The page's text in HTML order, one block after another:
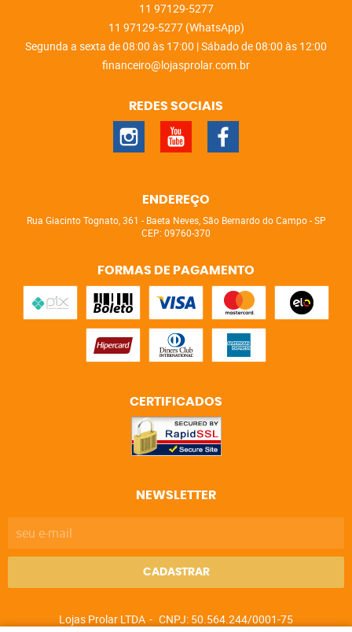
11 97129-5277
11 97129-5277 (WhatsApp)
Segunda a sexta de 08:00 às 17:00 | Sábado de 08:00 às 12:00
financeiro@lojasprolar.com.br
REDES SOCIAIS
ENDEREÇO
Rua Giacinto Tognato, 361 - Baeta Neves, São Bernardo do Campo-SP
CEP: 09760-370
FORMAS DE PAGAMENTO
CERTIFICADOS
NEWSLETTER
CADASTRAR
Lojas Prolar LTDA CNPJ: 50.564.244/0001-75